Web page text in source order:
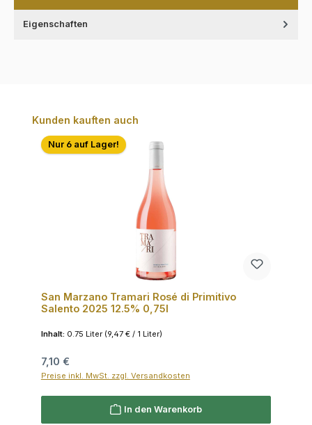
Eigenschaften
Produktgalerie überspringen
Kunden kauften auch
Nur 6 auf Lager!
San Marzano Tramari Rosé di Primitivo
Salento 2025 12.5% 0,75l
Inhalt: 0.75 Liter (9,47 € / 1 Liter)
Regulärer Preis:
7,10 €
Preise inkl. MwSt. zzgl. Versandkosten
In den Warenkorb